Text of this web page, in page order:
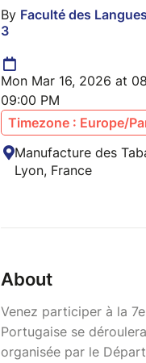
By Faculté des
3
Mon Mar 16, 2026 at
09:00 PM
Timezone : Europe/
Manufacture des
Lyon, France
About
Venez participer à la
Portugaise se
organisée par le